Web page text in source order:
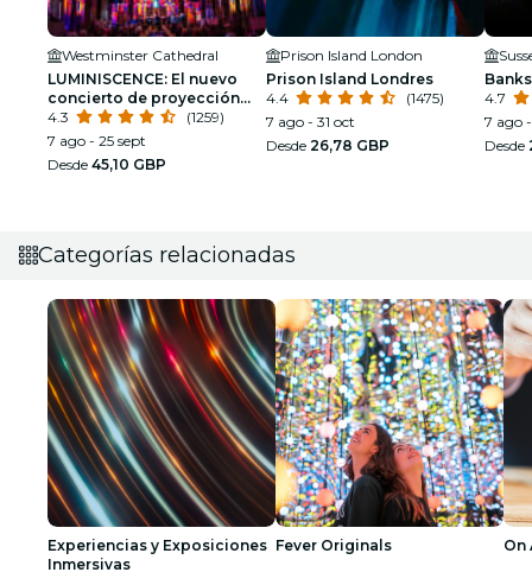
Westminster Cathedral
LUMINISCENCE: El nuevo
concierto de proyección
360° en la Catedral de
Westminster
4.3
(1259)
7 ago - 25 sept
Desde 45,10 GBP
Prison Island London
Prison Island Londres
4.4
(1475)
7 ago - 31 oct
Desde 26,78 GBP
4.7
7 ago
Desde
Categorías relacionadas
Experiencias y Exposiciones
Inmersivas
Fever Originals On